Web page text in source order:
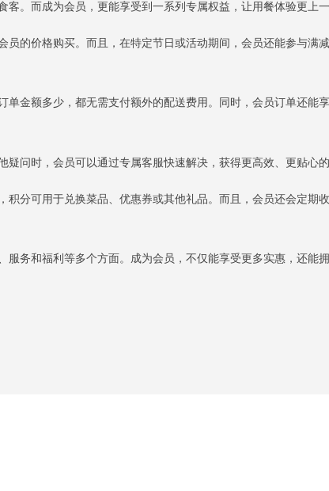
。而成为会员，更能享受到一系列专属权益，让用餐体验更上一
的价格购买。而且，在特定节日或活动期间，会员还能参与满
金额多少，都无需支付额外的配送费用。同时，会员订单还能
问时，会员可以通过专属客服快速解决，获得更高效、更贴心的
分可用于兑换菜品、优惠券或其他礼品。而且，会员还会定期
务和福利等多个方面。成为会员，不仅能享受更多实惠，还能